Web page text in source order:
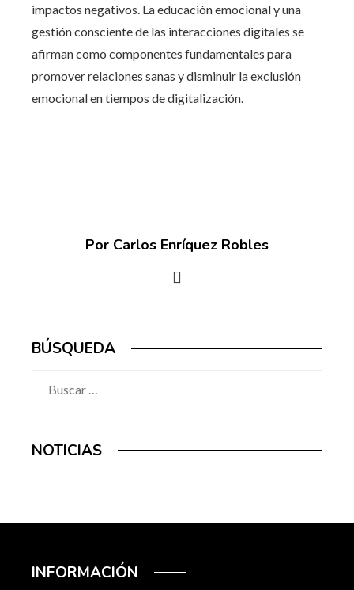
impactos negativos. La educación emocional y una
gestión consciente de las interacciones digitales se
afirman como componentes fundamentales para
promover relaciones sanas y disminuir la exclusión
emocional en tiempos de digitalización.
Por Carlos Enríquez Robles
BÚSQUEDA
NOTICIAS
INFORMACIÓN